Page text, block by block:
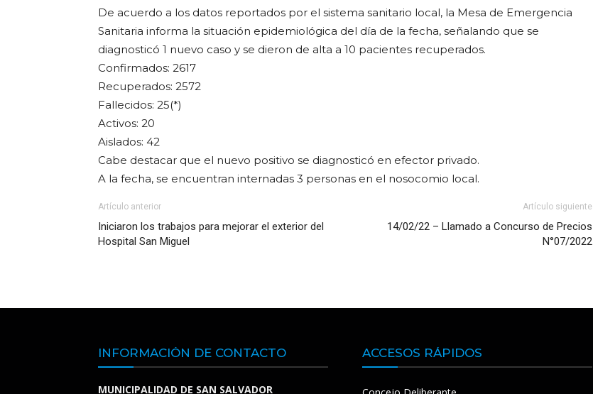
De acuerdo a los datos reportados por el sistema sanitario local, la Mesa de Emergencia
Sanitaria informa la situación epidemiológica del día de la fecha, señalando que se
diagnosticó 1 nuevo caso y se dieron de alta a 10 pacientes recuperados.
Confirmados: 2617
Recuperados: 2572
Fallecidos: 25(*)
Activos: 20
Aislados: 42
Cabe destacar que el nuevo positivo se diagnosticó en efector privado.
A la fecha, se encuentran internadas 3 personas en el nosocomio local.
Artículo anterior
Iniciaron los trabajos para mejorar el exterior del
Hospital San Miguel
Artículo siguiente
14/02/22 – Llamado a Concurso de Precios
N°07/2022
INFORMACIÓN DE CONTACTO
MUNICIPALIDAD DE SAN SALVADOR
ACCESOS RÁPIDOS